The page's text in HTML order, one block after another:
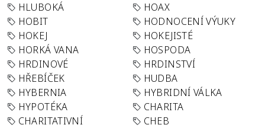
HLUBOKÁ
HOAX
HOBIT
HODNOCENÍ VÝUKY
HOKEJ
HOKEJISTÉ
HORKÁ VANA
HOSPODA
HRDINOVÉ
HRDINSTVÍ
HŘEBÍČEK
HUDBA
HYBERNIA
HYBRIDNÍ VÁLKA
HYPOTÉKA
CHARITA
CHARITATIVNÍ
CHEB